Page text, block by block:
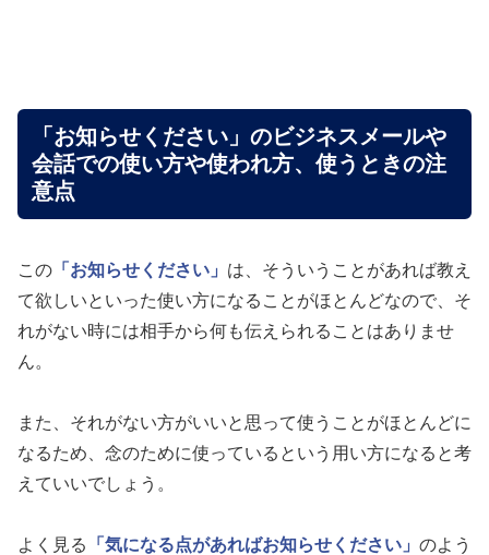
「お知らせください」のビジネスメールや
会話での使い方や使われ方、使うときの注
意点
この 「お知らせください」 は、そういうことがあれば教え
て欲しいといった使い方になることがほとんどなので、そ
れがない時には相手から何も伝えられることはありませ
ん。
また、それがない方がいいと思って使うことがほとんどに
なるため、念のために使っているという用い方になると考
えていいでしょう。
よく見る 「気になる点があればお知らせください」 のよう